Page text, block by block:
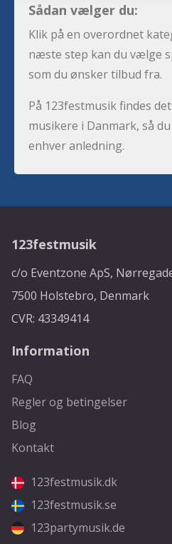
Sådan vælger du:
Klik på en overordnet
næste step kan du vælge
som du ønsker tilbud fra.
På 123festmusik findes
musikere i Danmark, så
enhver anledning.
123festmusik
c/o Eventzone ApS,
7500 Holstebro, Denmark
CVR: 43349414
Information
FAQ
Regler og betingelser
Blog
Kontakt
123festmusik.dk
123festmusik.se
123partymusik.de